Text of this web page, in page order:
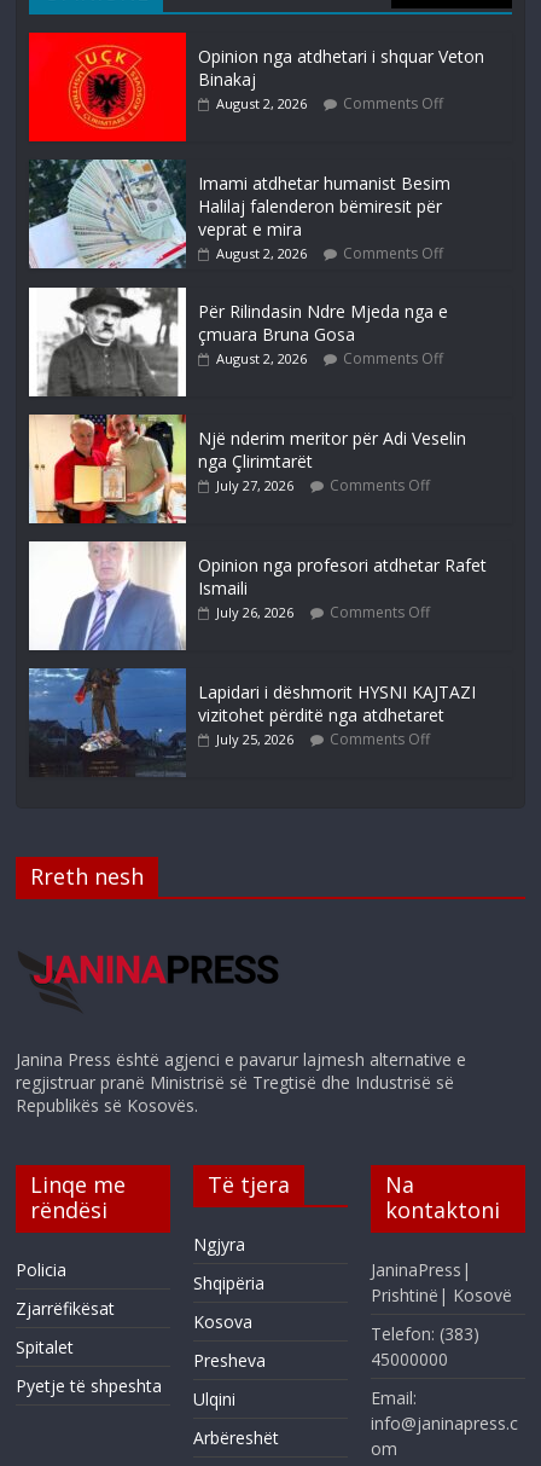
Opinion nga atdhetari i shquar Veton
Binakaj
August 2, 2026 Comments Off
Imami atdhetar humanist Besim
Halilaj falenderon bëmiresit për
veprat e mira
August 2, 2026 Comments Off
Për Rilindasin Ndre Mjeda nga e
çmuara Bruna Gosa
August 2, 2026 Comments Off
Një nderim meritor për Adi Veselin
nga Çlirimtarët
July 27, 2026 Comments Off
Opinion nga profesori atdhetar Rafet
Ismaili
July 26, 2026 Comments Off
Lapidari i dëshmorit HYSNI KAJTAZI
vizitohet përditë nga atdhetaret
July 25, 2026 Comments Off
Rreth nesh
Janina Press është agjenci e pavarur lajmesh alternative e
regjistruar pranë Ministrisë së Tregtisë dhe Industrisë së
Republikës së Kosovës.
Linqe me
rëndësi
Policia
Zjarrëfikësat
Spitalet
Pyetje të shpeshta
Të tjera
Ngjyra
Shqipëria
Kosova
Presheva
Ulqini
Arbëreshët
Na
kontaktoni
JaninaPress|
Prishtinë| Kosovë
Telefon: (383)
45000000
Email:
info@janinapress.c
om